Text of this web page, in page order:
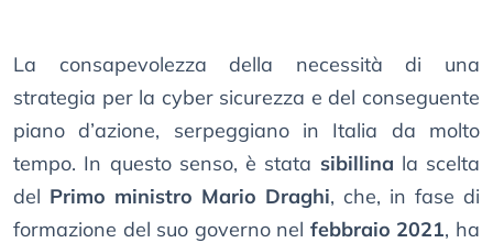
La consapevolezza della necessità di una
strategia per la cyber sicurezza e del conseguente
piano d’azione, serpeggiano in Italia da molto
tempo. In questo senso, è stata sibillina la scelta
del Primo ministro Mario Draghi, che, in fase di
formazione del suo governo nel febbraio 2021, ha